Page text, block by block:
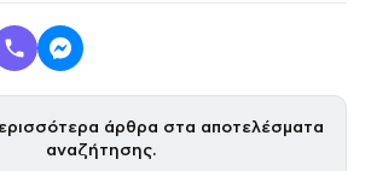
άρθρα στα αποτελέσματα
αναζήτησης.